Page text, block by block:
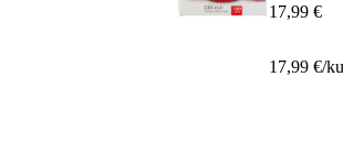
17,99 €
17,99 €/